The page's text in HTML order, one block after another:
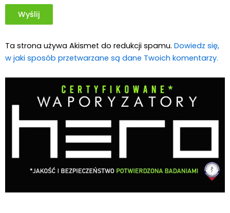
Ta strona używa Akismet do redukcji spamu. Dowiedz się,
w jaki sposób przetwarzane są dane Twoich komentarzy.